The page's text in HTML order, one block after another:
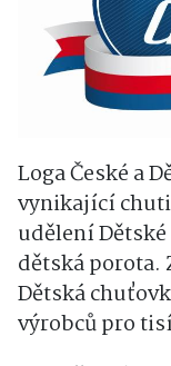
Loga České a
vynikající
udělení
dětská porota.
Dětská
výrobců pro